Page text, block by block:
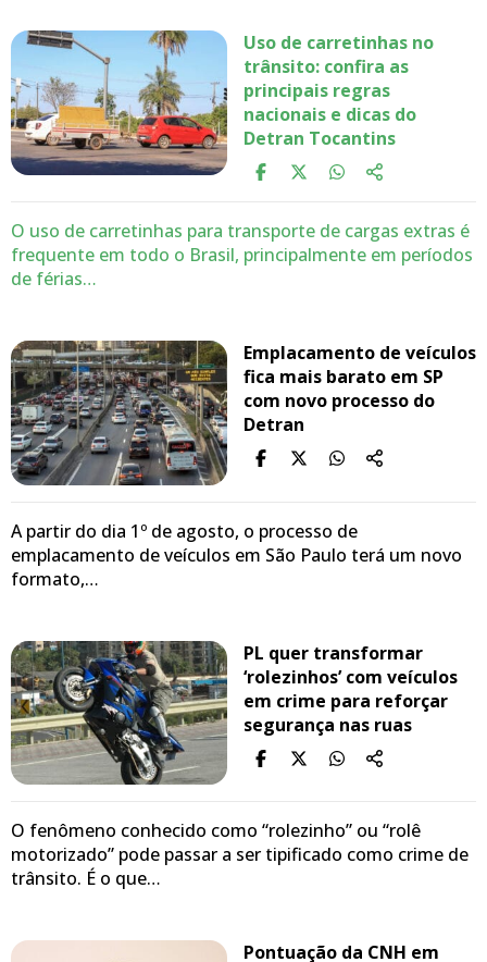
Uso de carretinhas no
trânsito: confira as
principais regras
nacionais e dicas do
Detran Tocantins
O uso de carretinhas para transporte de cargas extras é
frequente em todo o Brasil, principalmente em períodos
de férias…
Emplacamento de veículos
fica mais barato em SP
com novo processo do
Detran
A partir do dia 1º de agosto, o processo de
emplacamento de veículos em São Paulo terá um novo
formato,…
PL quer transformar
‘rolezinhos’ com veículos
em crime para reforçar
segurança nas ruas
O fenômeno conhecido como “rolezinho” ou “rolê
motorizado” pode passar a ser tipificado como crime de
trânsito. É o que…
Pontuação da CNH em